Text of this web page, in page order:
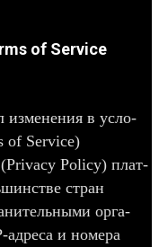
of Service
изме­нения в усло­
of Service)
Policy) плат­
стран
орга­
адре­са и номера